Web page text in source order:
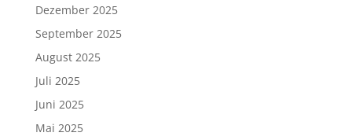
Dezember 2025
September 2025
August 2025
Juli 2025
Juni 2025
Mai 2025